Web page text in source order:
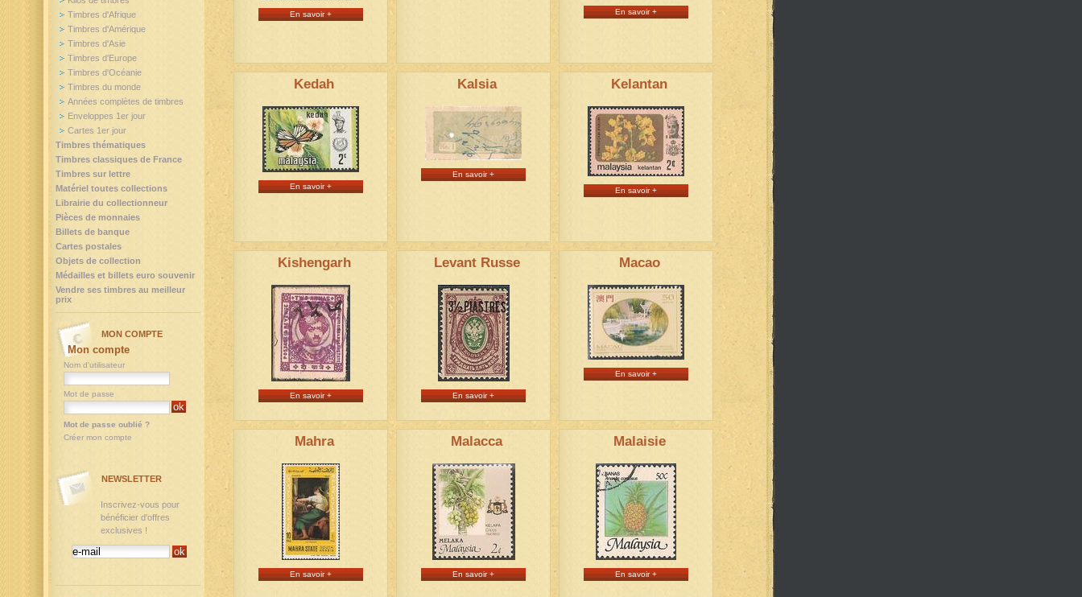
En savoir + En savoir +
Kedah
En savoir +
Kalsia
En savoir +
Kelantan
En savoir +
Kishengarh
En savoir +
Levant Russe
En savoir +
Macao
En savoir +
Mahra
En savoir +
Malacca
En savoir +
Malaisie
En savoir +
Timbres d'Afrique
Timbres d'Amérique
Timbres d'Asie
Timbres d'Europe
Timbres d'Océanie
Timbres du monde
Années complètes de timbres
Enveloppes 1er jour
Cartes 1er jour
Timbres thématiques
Timbres classiques de France
Timbres sur lettre
Matériel toutes collections
Librairie du collectionneur
Pièces de monnaies
Billets de banque
Cartes postales
Objets de collection
Médailles et billets euro souvenir
Vendre ses timbres au meilleur
prix
MON COMPTE
Mon compte
Nom d'utilisateur
Mot de passe
Mot de passe oublié ?
Créer mon compte
NEWSLETTER
Inscrivez-vous pour
bénéficier d'offres
exclusives !